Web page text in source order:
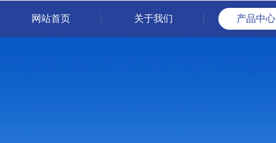
网站首页 关于我们 产品中心